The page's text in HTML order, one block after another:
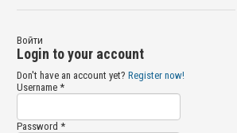
Войти
Login to your account
Don't have an account yet? Register now!
Username *
Password *